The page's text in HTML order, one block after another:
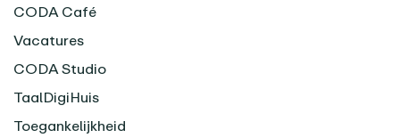
CODA Café
Vacatures
CODA Studio
TaalDigiHuis
Toegankelijkheid